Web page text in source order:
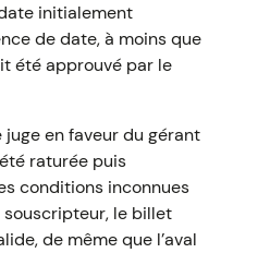
initialement
de date, à moins que
été approuvé par le
juge en faveur du gérant
raturée puis
conditions inconnues
souscripteur, le billet
de même que l’aval